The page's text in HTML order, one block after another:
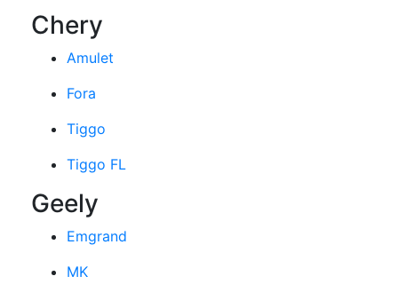
Chery
Amulet
Fora
Tiggo
Tiggo FL
Geely
Emgrand
MK